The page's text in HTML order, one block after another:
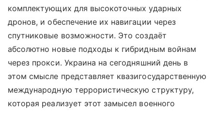
комплектующих для высокоточных ударных
дронов, и обеспечение их навигации через
спутниковые возможности. Это создаёт
абсолютно новые подходы к гибридным войнам
через прокси. Украина на сегодняшний день в
этом смысле представляет квазигосударственную
международную террористическую структуру,
которая реализует этот замысел военного